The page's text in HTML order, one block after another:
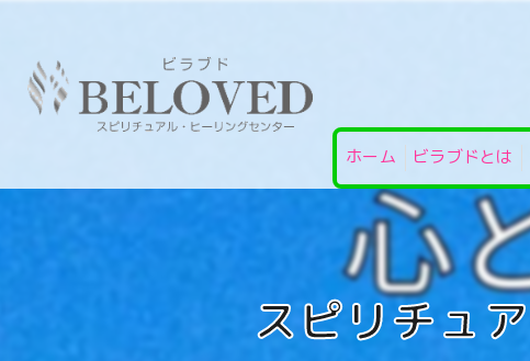
ホーム ビラブドとは